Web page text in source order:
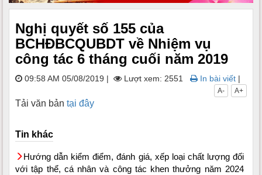
Nghị quyết số 155 của
BCHĐBCQUBDT về Nhiệm vụ
công tác 6 tháng cuối năm 2019
09:58 AM 05/08/2019 | Lượt xem: 2551 In bài viết |
A+
A-
Tải văn bản tại đây
Tin khác
Hướng dẫn kiểm điểm, đánh giá, xếp loại chất lượng đối
với tập thể, cá nhân và công tác khen thưởng năm 2024